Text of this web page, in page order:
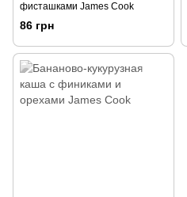
фисташками James Cook
86 грн